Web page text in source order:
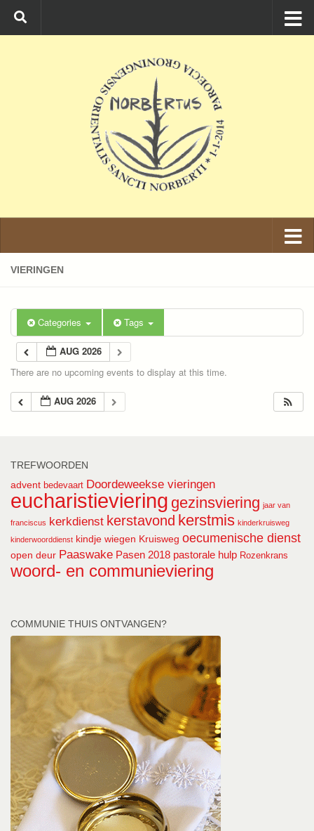
Ga naar de inhoud
VIERINGEN
Categories Tags
AUG 2026
There are no upcoming events to display at this time.
AUG 2026
TREFWOORDEN
advent bedevaart Doordeweekse vieringen
eucharistieviering gezinsviering jaar van
franciscus kerkdienst kerstavond kerstmis kinderkruisweg
kinderwoorddienst kindje wiegen Kruisweg oecumenische dienst
open deur Paaswake Pasen 2018 pastorale hulp Rozenkrans
woord- en communieviering
COMMUNIE THUIS ONTVANGEN?